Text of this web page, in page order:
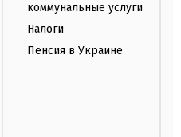
коммунальные услуги
Налоги
Пенсия в Украине